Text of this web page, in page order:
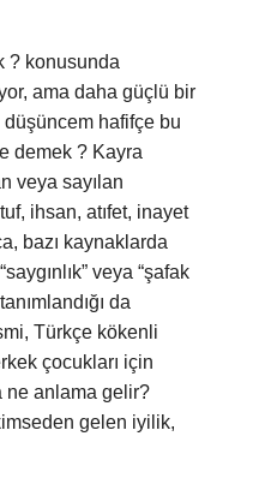
? konusunda
ama daha güçlü bir
hafifçe bu
demek ? Kayra
veya sayılan
ihsan, atıfet, inayet
bazı kaynaklarda
veya “şafak
da
Türkçe kökenli
çocukları için
ne anlama gelir?
gelen iyilik,